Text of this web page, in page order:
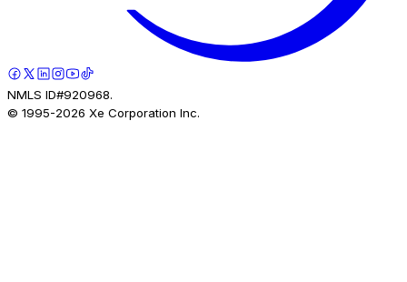
NMLS ID#920968.
© 1995-2026 Xe Corporation Inc.